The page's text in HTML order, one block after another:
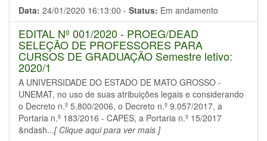
Data: 24/01/2020 16:13:00 - Status: Em andamento
EDITAL Nº 001/2020 - PROEG/DEAD
SELEÇÃO DE PROFESSORES PARA
CURSOS DE GRADUAÇÃO Semestre letivo:
2020/1
A UNIVERSIDADE DO ESTADO DE MATO GROSSO -
UNEMAT, no uso de suas atribuições legais e considerando
o Decreto n.º 5.800/2006, o Decreto n.º 9.057/2017, a
Portaria n.º 183/2016 - CAPES, a Portaria n.º 15/2017
&ndash...[ Clique aqui para ver mais ]